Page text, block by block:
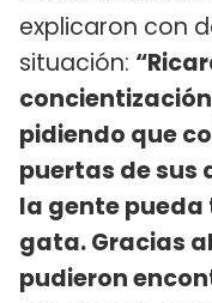
explicaron con
situación:
pidiendo que
puertas de
la gente
gata. Gracias
pudieron